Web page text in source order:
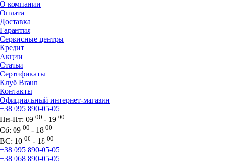
О компании
Оплата
Доставка
Гарантия
Сервисные центры
Кредит
Акции
Статьи
Сертификаты
Клуб Braun
Контакты
Официальный интернет-магазин
+38 095 890-05-05
Пн-Пт: 09 00 - 19 00
Сб: 09 00 - 18 00
ВС: 10 00 - 18 00
+38 095 890-05-05
+38 068 890-05-05